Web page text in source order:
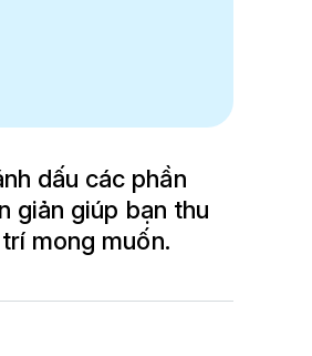
dấu các phần
giản giúp bạn thu
mong muốn.